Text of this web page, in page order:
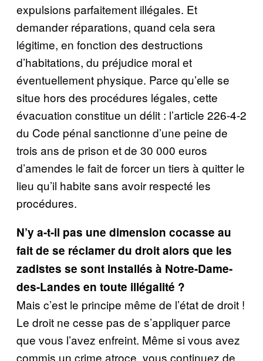
expulsions parfaitement illégales. Et
demander réparations, quand cela sera
légitime, en fonction des destructions
d’habitations, du préjudice moral et
éventuellement physique. Parce qu’elle se
situe hors des procédures légales, cette
évacuation constitue un délit : l’article 226-4-2
du Code pénal sanctionne d’une peine de
trois ans de prison et de 30 000 euros
d’amendes le fait de forcer un tiers à quitter le
lieu qu’il habite sans avoir respecté les
procédures.
N’y a-t-il pas une dimension cocasse au
fait de se réclamer du droit alors que les
zadistes se sont installés à Notre-Dame-
des-Landes en toute illégalité ?
Mais c’est le principe même de l’état de droit !
Le droit ne cesse pas de s’appliquer parce
que vous l’avez enfreint. Même si vous avez
commis un crime atroce, vous continuez de